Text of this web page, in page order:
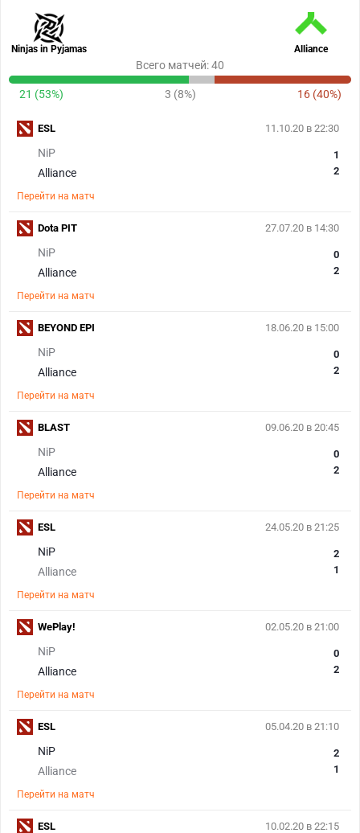
Ninjas in Pyjamas Alliance
Всего матчей: 40
21 (53%) 3 (8%) 16 (40%)
11.10.20 в 22:30
NiP
Alliance
1
2
Перейти на матч
ESL
27.07.20 в 14:30
NiP
Alliance
0
2
Перейти на матч
Dota PIT
18.06.20 в 15:00
NiP
Alliance
0
2
Перейти на матч
BEYOND EPI
09.06.20 в 20:45
NiP
Alliance
0
2
Перейти на матч
BLAST
24.05.20 в 21:25
NiP
Alliance
2
1
Перейти на матч
ESL
02.05.20 в 21:00
NiP
Alliance
0
2
Перейти на матч
WePlay!
05.04.20 в 21:10
NiP
Alliance
2
1
Перейти на матч
ESL
10.02.20 в 22:15
ESL